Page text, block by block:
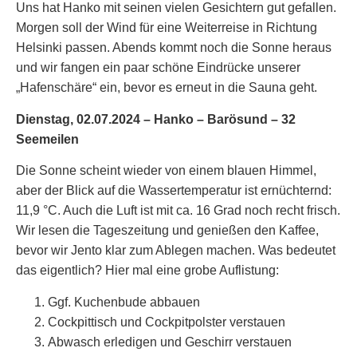
Uns hat Hanko mit seinen vielen Gesichtern gut gefallen.
Morgen soll der Wind für eine Weiterreise in Richtung
Helsinki passen. Abends kommt noch die Sonne heraus
und wir fangen ein paar schöne Eindrücke unserer
„Hafenschäre“ ein, bevor es erneut in die Sauna geht.
Dienstag, 02.07.2024 – Hanko – Barösund – 32
Seemeilen
Die Sonne scheint wieder von einem blauen Himmel,
aber der Blick auf die Wassertemperatur ist ernüchternd:
11,9 °C. Auch die Luft ist mit ca. 16 Grad noch recht frisch.
Wir lesen die Tageszeitung und genießen den Kaffee,
bevor wir Jento klar zum Ablegen machen. Was bedeutet
das eigentlich? Hier mal eine grobe Auflistung:
Ggf. Kuchenbude abbauen
Cockpittisch und Cockpitpolster verstauen
Abwasch erledigen und Geschirr verstauen